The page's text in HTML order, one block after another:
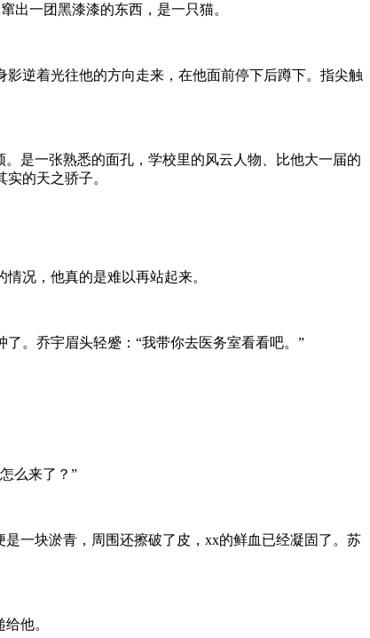
出一团黑漆漆的东西，是一只猫。
逆着光往他的方向走来，在他面前停下后蹲下。指尖触
是一张熟悉的面孔，学校里的风云人物、比他大一届的
的天之骄子。
况，他真的是难以再站起来。
。乔宇眉头轻蹙：“我带你去医务室看看吧。”
么来了？”
一块淤青，周围还擦破了皮，xx的鲜血已经凝固了。苏
他。